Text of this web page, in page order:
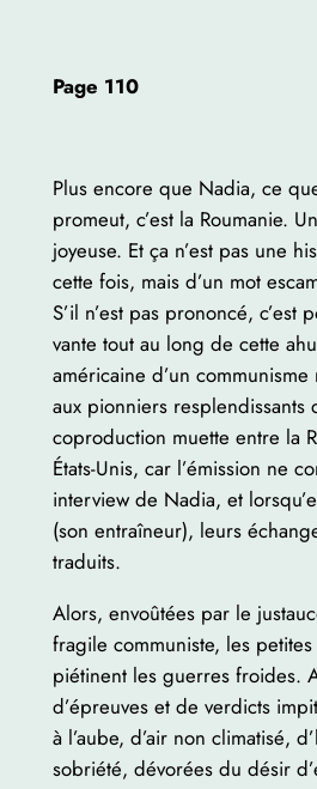
Page 110
Plus encore que Nadia, ce
promeut, c’est la Roumanie.
joyeuse. Et ça n’est pas une
cette fois, mais d’un mot
S’il n’est pas prononcé, c’est
vante tout au long de cette
américaine d’un
aux pionniers resplendissants
coproduction muette entre la
États-Unis, car l’émission ne
interview de Nadia, et
(son entraîneur), leurs
traduits.
Alors, envoûtées par le
fragile communiste, les
piétinent les guerres froides.
d’épreuves et de verdicts
à l’aube, d’air non climatisé,
sobriété, dévorées du désir